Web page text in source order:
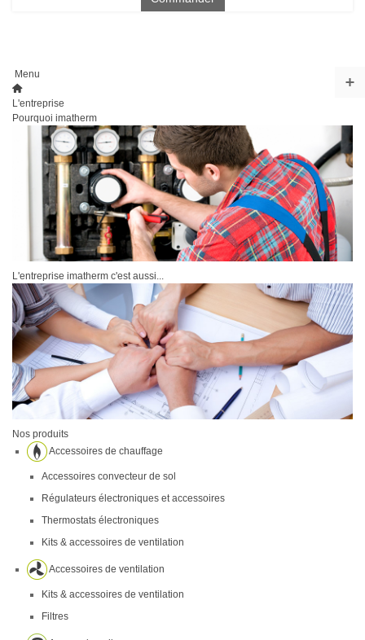
Menu
L'entreprise
Pourquoi imatherm
L'entreprise imatherm c'est aussi...
Nos produits
Accessoires de chauffage
Accessoires convecteur de sol
Régulateurs électroniques et accessoires
Thermostats électroniques
Kits & accessoires de ventilation
Accessoires de ventilation
Kits & accessoires de ventilation
Filtres